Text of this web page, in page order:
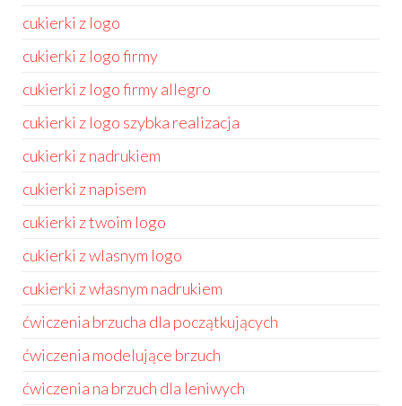
cukierki z logo
cukierki z logo firmy
cukierki z logo firmy allegro
cukierki z logo szybka realizacja
cukierki z nadrukiem
cukierki z napisem
cukierki z twoim logo
cukierki z wlasnym logo
cukierki z własnym nadrukiem
ćwiczenia brzucha dla początkujących
ćwiczenia modelujące brzuch
ćwiczenia na brzuch dla leniwych